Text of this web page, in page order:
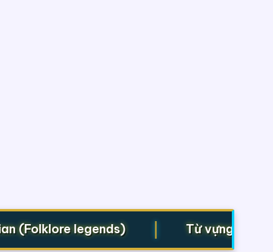
legends) Từ vựng cho